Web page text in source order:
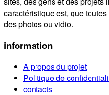
caractéristique est, que
des photos ou vidio.
information
A propos du projet
Politique de
contacts